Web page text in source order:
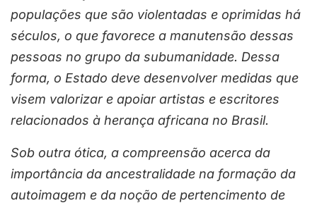
populações que são violentadas e oprimidas há
séculos, o que favorece a manutensão dessas
pessoas no grupo da subumanidade. Dessa
forma, o Estado deve desenvolver medidas que
visem valorizar e apoiar artistas e escritores
relacionados à herança africana no Brasil.
Sob outra ótica, a compreensão acerca da
importância da ancestralidade na formação da
autoimagem e da noção de pertencimento de